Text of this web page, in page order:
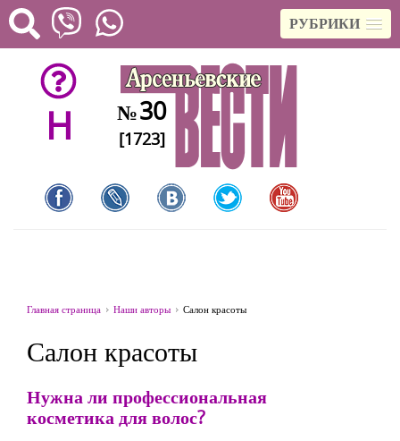
РУБРИКИ
H №30
[1723]
Главная страница Наши авторы Салон красоты
Салон красоты
Нужна ли профессиональная
косметика для волос?